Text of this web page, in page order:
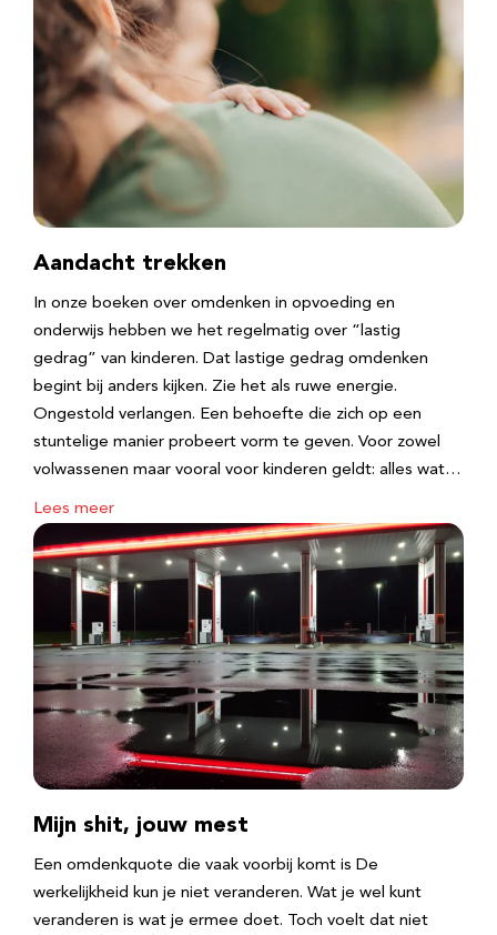
Aandacht trekken
In onze boeken over omdenken in opvoeding en
onderwijs hebben we het regelmatig over “lastig
gedrag” van kinderen. Dat lastige gedrag omdenken
begint bij anders kijken. Zie het als ruwe energie.
Ongestold verlangen. Een behoefte die zich op een
stuntelige manier probeert vorm te geven. Voor zowel
volwassenen maar vooral voor kinderen geldt: alles wat…
Lees meer
Mijn shit, jouw mest
Een omdenkquote die vaak voorbij komt is De
werkelijkheid kun je niet veranderen. Wat je wel kunt
veranderen is wat je ermee doet. Toch voelt dat niet